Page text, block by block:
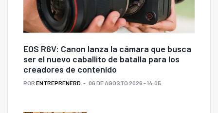
EOS R6V: Canon lanza la cámara que busca
ser el nuevo caballito de batalla para los
creadores de contenido
POR ENTREPRENERD 06 DE AGOSTO 2026 - 14:05